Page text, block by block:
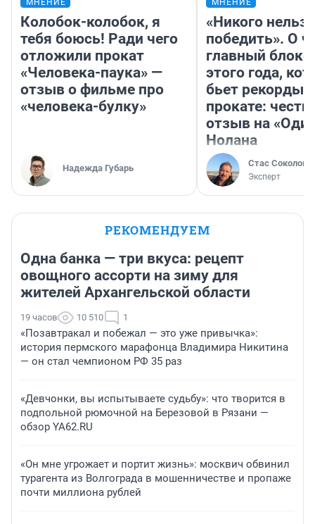
МНЕНИЕ
Колобок-колобок, я
тебя боюсь! Ради чего
отложили прокат
«Человека-паука» —
отзыв о фильме про
«человека-булку»
Надежда Губарь
МНЕНИЕ
«Никого нельзя
победить». О
главный
этого года,
бьет рекорды в
прокате:
отзыв на
Нолана
Стас Соколов
Эксперт
РЕКОМЕНДУЕМ
Одна банка — три вкуса: рецепт
овощного ассорти на зиму для
жителей Архангельской области
19 часов 10 510 1
«Позавтракал и побежал — это уже привычка»:
история пермского марафонца Владимира Никитина
— он стал чемпионом РФ 35 раз
«Девчонки, вы испытываете судьбу»: что творится в
подпольной рюмочной на Березовой в Рязани —
обзор YA62.RU
«Он мне угрожает и портит жизнь»: москвич обвинил
турагента из Волгограда в мошенничестве и пропаже
почти миллиона рублей